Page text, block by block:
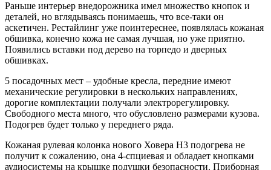
Раньше интерьер внедорожника имел множество кнопок и
деталей, но вглядываясь понимаешь, что все-таки он
аскетичен. Рестайлинг уже поинтереснее, появлялась кожаная
обшивка, конечно кожа не самая лучшая, но уже приятно.
Появились вставки под дерево на торпедо и дверных
обшивках.
5 посадочных мест – удобные кресла, передние имеют
механические регулировки в нескольких направлениях,
дорогие комплектации получали электрорегулировку.
Свободного места много, что обусловлено размерами кузова.
Подогрев будет только у переднего ряда.
Кожаная рулевая колонка нового Ховера Н3 подогрева не
получит к сожалению, она 4-спциевая и обладает кнопками
аудиосистемы на крышке подушки безопасности. Приборная